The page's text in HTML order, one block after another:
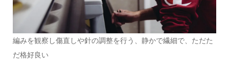
編みを観察し傷直しや針の調整を行う、静かで繊細で、ただた
だ格好良い